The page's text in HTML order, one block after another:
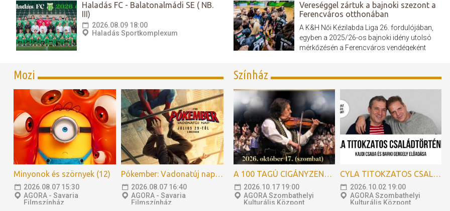
Haladás FC - Balatonalmádi SE ( NB.
III)
2026.08.09 18:00
Haladás Sportkomplexum
kiesett az NB I.-ből. A 2025/26-os szezon
utolsó mérkőzése előtt tudni lehetett, hogy a
Haladás számára még...
Vereséggel zártuk a bajnoki szezont a
Ferencváros otthonában
A K&H Női Kézilabda Liga 26. fordulójában,
egyben a 2025/26-os bajnoki idény utolsó
mérkőzésén a Ferencváros vendégeként
támadásokkal igyekezett tartani a lépést a
tabella második helyén álló fővárosi
együttessel....
Mozi
Minyonok és szörnyek (12)
2026.08.07 15:30
AGORA - Savaria
Filmszínház
Pókember: Vadonatúj nap (12)
2026.08.07 16:40
AGORA - Savaria
Filmszínház
Színház
A 100 TAGÚ CIGÁNYZENEKAR HANGVERSENYZENEKARI GÁLAKONCERTJE
2026.10.17 19:00
AGORA Szombathelyi
Kulturális Központ
CYLA TITOKZATOS CSALÁDTÖRTÉNETE
2026.10.02 19:00
AGORA Szombathelyi
Kulturális Központ